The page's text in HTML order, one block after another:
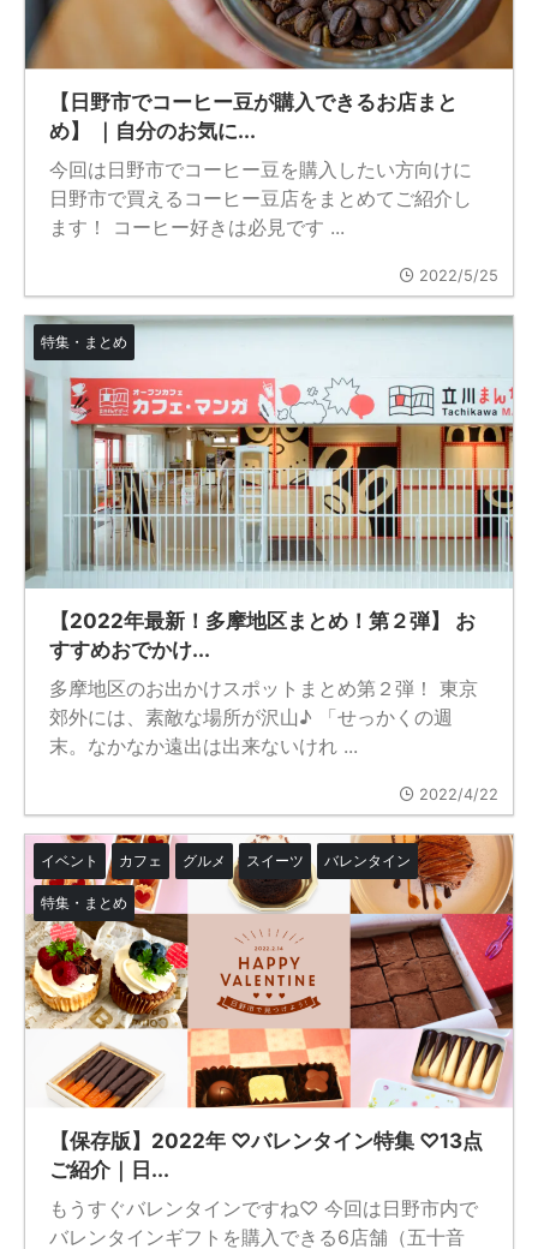
【日野市でコーヒー豆が購入できるお店まと
め】 ｜自分のお気に...
今回は日野市でコーヒー豆を購入したい方向けに
日野市で買えるコーヒー豆店をまとめてご紹介し
ます！ コーヒー好きは必見です ...
2022/5/25
特集・まとめ
【2022年最新！多摩地区まとめ！第２弾】 お
すすめおでかけ...
多摩地区のお出かけスポットまとめ第２弾！ 東京
郊外には、素敵な場所が沢山♪ 「せっかくの週
末。なかなか遠出は出来ないけれ ...
2022/4/22
イベント カフェ グルメ スイーツ バレンタイン
特集・まとめ
【保存版】2022年 ♡バレンタイン特集 ♡13点
ご紹介｜日...
もうすぐバレンタインですね♡ 今回は日野市内で
バレンタインギフトを購入できる6店舗（五十音